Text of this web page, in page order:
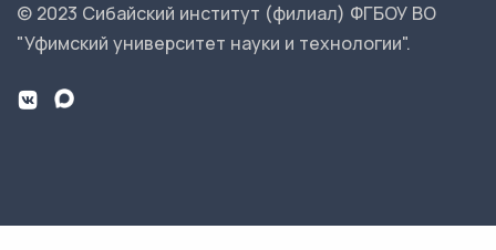
© 2023 Сибайский институт (филиал) ФГБОУ ВО
"Уфимский университет науки и технологии".